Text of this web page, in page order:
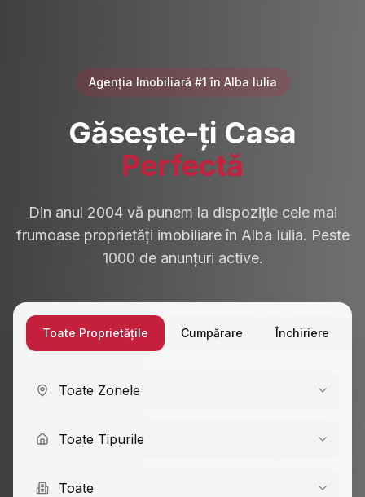
Agenția Imobiliară #1 în Alba Iulia
Găsește-ți Casa
Perfectă
Din anul 2004 vă punem la dispoziție cele mai
frumoase proprietăți imobiliare în Alba Iulia. Peste
1000 de anunțuri active.
Toate Proprietățile Cumpărare Închiriere
Toate Zonele
Toate Tipurile
Toate